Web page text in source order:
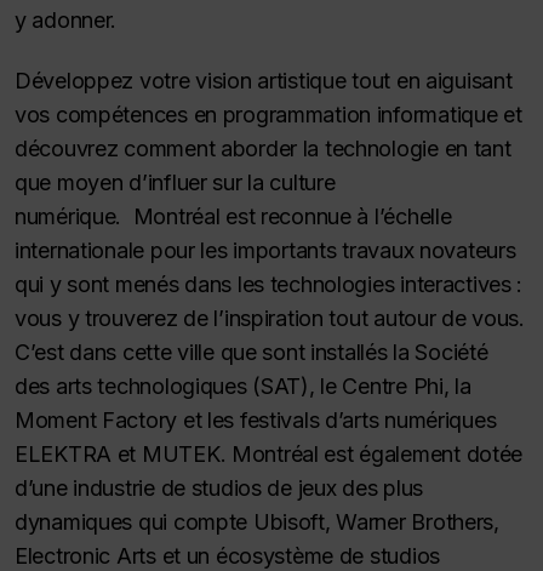
y adonner.
Développez votre vision artistique tout en aiguisant
vos compétences en programmation informatique et
découvrez comment aborder la technologie en tant
que moyen d’influer sur la culture
numérique. Montréal est reconnue à l’échelle
internationale pour les importants travaux novateurs
qui y sont menés dans les technologies interactives :
vous y trouverez de l’inspiration tout autour de vous.
C’est dans cette ville que sont installés la Société
des arts technologiques (SAT), le Centre Phi, la
Moment Factory et les festivals d’arts numériques
ELEKTRA et MUTEK. Montréal est également dotée
d’une industrie de studios de jeux des plus
dynamiques qui compte Ubisoft, Warner Brothers,
Electronic Arts et un écosystème de studios